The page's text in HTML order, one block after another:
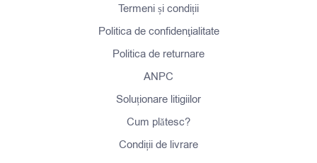
Termeni și condiții
Politica de confidenţialitate
Politica de returnare
ANPC
Soluționare litigiilor
Cum plătesc?
Condiții de livrare